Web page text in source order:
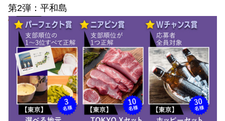
第2弾：平和島